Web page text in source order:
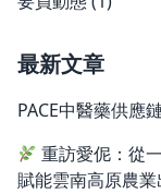
最新文章
PACE中醫藥供應
重訪愛伲：從
賦能雲南高原農